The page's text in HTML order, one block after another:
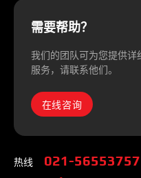
需要帮助？
我们的团队可为您提供
服务，请联系他们。
在线咨询
热线
021-56553757